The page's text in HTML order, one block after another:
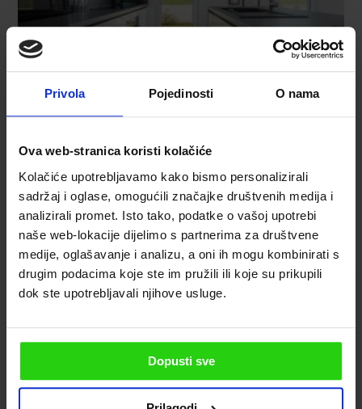
Privola Pojedinosti O nama
Ova web-stranica koristi kolačiće
Kolačiće upotrebljavamo kako bismo personalizirali
sadržaj i oglase, omogućili značajke društvenih medija i
analizirali promet. Isto tako, podatke o vašoj upotrebi
naše web-lokacije dijelimo s partnerima za društvene
medije, oglašavanje i analizu, a oni ih mogu kombinirati s
drugim podacima koje ste im pružili ili koje su prikupili
dok ste upotrebljavali njihove usluge.
Dopusti sve
PRIKAŽI SVE SLIKE
Dostupnost
Kolovoz 2026
P U S Č P S N
1 2